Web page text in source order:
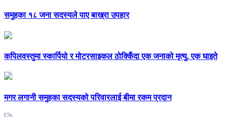
समुहका १८ जना सदस्यले पाए बाख्रा उपहार
कपिलवस्तुमा स्कार्पियो र मोटरसाइकल ठोक्किँदा एक जनाको मृत्यु, एक घाइते
मगर लगानी समुहका सदस्यको परिवारलाई बीमा रकम प्रदान